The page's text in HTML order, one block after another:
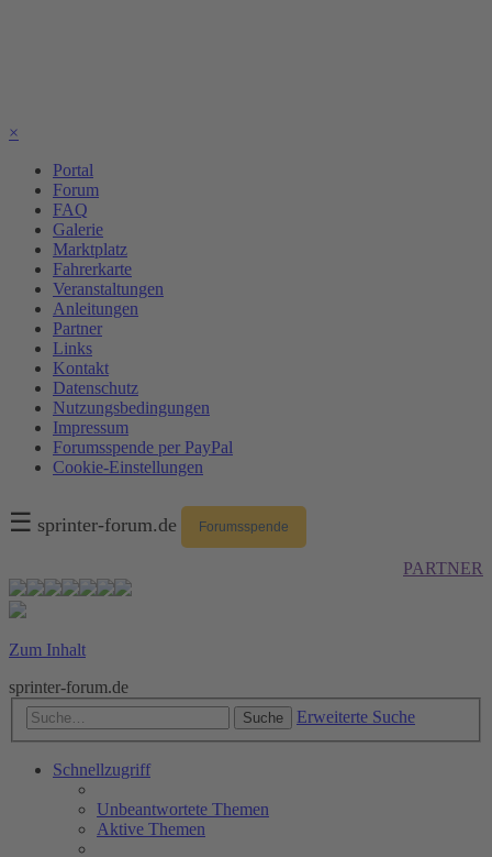
×
Portal
Forum
FAQ
Galerie
Marktplatz
Fahrerkarte
Veranstaltungen
Anleitungen
Partner
Links
Kontakt
Datenschutz
Nutzungsbedingungen
Impressum
Forumsspende per PayPal
Cookie-Einstellungen
☰ sprinter-forum.de Forumsspende
PARTNER
Zum Inhalt
sprinter-forum.de
Suche Erweiterte Suche
Schnellzugriff
Unbeantwortete Themen
Aktive Themen